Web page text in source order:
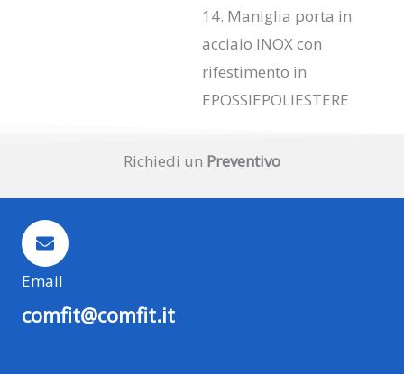
14. Maniglia porta in
acciaio INOX con
rifestimento in
EPOSSIEPOLIESTERE
Richiedi un Preventivo
Email
comfit@comfit.it